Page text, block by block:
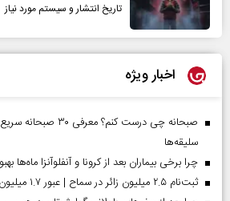
تاریخ انتشار و سیستم مورد نیاز
اخبار ویژه
صبحانه چی درست کنم؟
سلیقه‌ها
چرا برخی بیماران بعد از کرونا و آنفلوآنزا ماه‌ها
ثبت‌نام ۲.۵ میلیون زائر در سماح | عبور ۱.۷ میلیون نفر از مرز‌های اربعین